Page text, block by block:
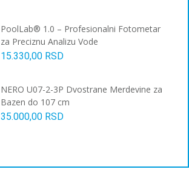
PoolLab® 1.0 – Profesionalni Fotometar
za Preciznu Analizu Vode
15.330,00 RSD
NERO U07-2-3P Dvostrane Merdevine za
Bazen do 107 cm
35.000,00 RSD